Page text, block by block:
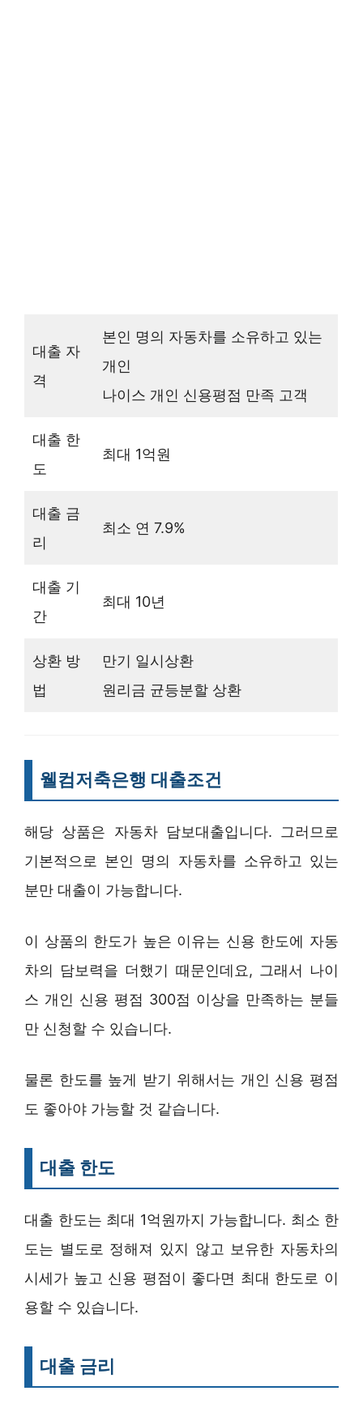
대출 자
격
본인 명의 자동차를 소유하고 있는
개인
나이스 개인 신용평점 만족 고객
대출 한
도
최대 1억원
대출 금
리
최소 연 7.9%
대출 기
간
최대 10년
상환 방
법
만기 일시상환
원리금 균등분할 상환
웰컴저축은행 대출조건
해당 상품은 자동차 담보대출입니다. 그러므로
기본적으로 본인 명의 자동차를 소유하고 있는
분만 대출이 가능합니다.
이 상품의 한도가 높은 이유는 신용 한도에 자동
차의 담보력을 더했기 때문인데요, 그래서 나이
스 개인 신용 평점 300점 이상을 만족하는 분들
만 신청할 수 있습니다.
물론 한도를 높게 받기 위해서는 개인 신용 평점
도 좋아야 가능할 것 같습니다.
대출 한도
대출 한도는 최대 1억원까지 가능합니다. 최소 한
도는 별도로 정해져 있지 않고 보유한 자동차의
시세가 높고 신용 평점이 좋다면 최대 한도로 이
용할 수 있습니다.
대출 금리